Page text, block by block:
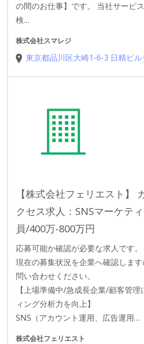
の間のお仕事】です。 当社サービ
検…
株式会社スマレジ
東京都品川区大崎1-6-3 日精ビル
【株式会社フェリエスト】
クセス求人：SNSマーケテ
員/400万-800万円
応募可能か確認が必要な求人です。
現在の募集状況を企業へ確認しま
問い合わせください。
【上場準備中/急成長企業/顧客管
ィング分析力を向上】
SNS（アカウント運用、広告運用…
株式会社フェリエスト